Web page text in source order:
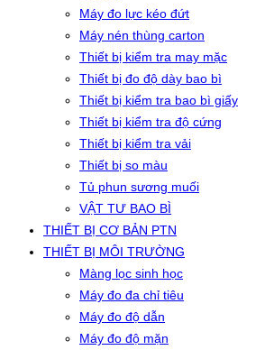
Máy đo lực kéo đứt
Máy nén thùng carton
Thiết bị kiểm tra may mặc
Thiết bị đo độ dày bao bì
Thiết bị kiểm tra bao bì giấy
Thiết bị kiểm tra độ cứng
Thiết bị kiểm tra vải
Thiết bị so màu
Tủ phun sương muối
VẬT TƯ BAO BÌ
THIẾT BỊ CƠ BẢN PTN
THIẾT BỊ MÔI TRƯỜNG
Màng lọc sinh học
Máy đo đa chỉ tiêu
Máy đo độ dẫn
Máy đo độ mặn